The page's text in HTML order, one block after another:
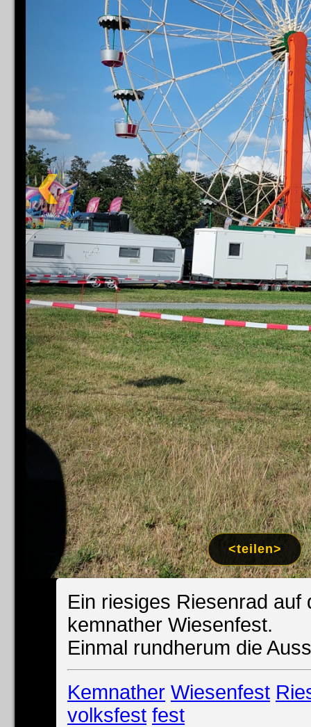
<teilen>
Ein riesiges Riesenrad auf
kemnather Wiesenfest.
Einmal rundherum die
Kemnather Wiesenfest
volksfest fest